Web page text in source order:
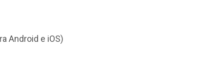
Android e iOS)